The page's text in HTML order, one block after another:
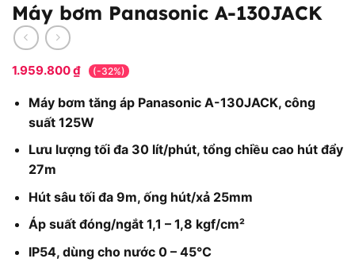
Máy bơm Panasonic A-130JACK
1.959.800₫ (-32%)
Máy bơm tăng áp Panasonic A-130JACK, công
suất 125W
Lưu lượng tối đa 30 lít/phút, tổng chiều cao hút đẩy
27m
Hút sâu tối đa 9m, ống hút/xả 25mm
Áp suất đóng/ngắt 1,1 – 1,8 kgf/cm²
IP54, dùng cho nước 0 – 45°C